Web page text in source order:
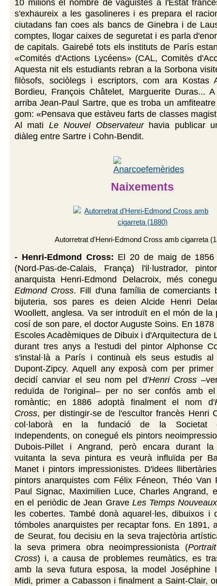
10 milions el nombre de vaguistes a l'Estat
s'exhaureix a les gasolineres i es prepara el
ciutadans fan coes als bancs de Ginebra i de
comptes, llogar caixes de seguretat i es parla
de capitals. Gairebé tots els instituts de París
«Comités d'Actions Lycéens» (CAL, Comitès
Aquesta nit els estudiants rebran a la Sorbona
filòsofs, sociòlegs i escriptors, com ara Kostas
Bordieu, François Châtelet, Marguerite Duras...
arriba Jean-Paul Sartre, que es troba un
gom: «Pensava que estàveu farts de classes
Al mati Le Nouvel Observateurhavia publicar
diàleg entre Sartre i Cohn-Bendit.
Naixements
Autorretrat d'Henri-Edmond Cross amb cigarreta
- Henri-Edmond Cross: El 20 de maig de
(Nord-Pas-de-Calais, França) l'il·lustrador,
anarquista Henri-Edmond Delacroix, més
Edmond Cross. Fill d'una família de comerciants
bijuteria, sos pares es deien Alcide Henri
Woollett, anglesa. Va ser introduït en el món de la
cosí de son pare, el doctor Auguste Soins. En 1878
Escoles Acadèmiques de Dibuix i d'Arquitectura de
durant tres anys a l'estudi del pintor Alphonse
s'instal·là a París i continuà els seus estudis al
Dupont-Zipcy. Aquell any exposà com per
decidí canviar el seu nom pel d'Henri Cross
reduïda de l'original– per no ser confós amb
romàntic; en 1886 adoptà finalment el nom d'
Cross, per distingir-se de l'escultor francès Henri
col·laborà en la fundació de la Societat
Independents, on conegué els pintors
Dubois-Pillet i Angrand, però encara durant
vuitanta la seva pintura es veurà influïda per
Manet i pintors impressionistes. D'idees
pintors anarquistes com Félix Féneon, Théo Van
Paul Signac, Maximilien Luce, Charles Angrand,
en el periòdic de Jean Grave Les Temps Nouveaux
les cobertes. També donà aquarel·les, dibuixos i
tómboles anarquistes per recaptar fons. En 1891,
de Seurat, fou decisiu en la seva trajectòria
la seva primera obra neoimpressionista (
Cross) i, a causa de problemes reumàtics, es
amb la seva futura esposa, la model Joséphine
Midi, primer a Cabasson i finalment a Saint-Clair,